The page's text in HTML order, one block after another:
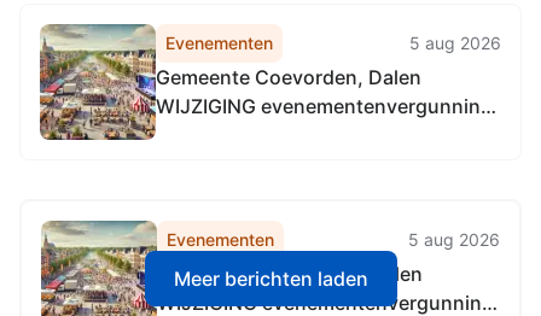
Evenementen 5 aug 2026
Gemeente Coevorden, Dalen
WIJZIGING evenementenvergunning
Evenementen 5 aug 2026
Gemeente Coevorden, Dalen
WIJZIGING evenementenvergunning
Meer berichten laden